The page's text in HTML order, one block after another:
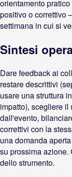
orientamento
positivo o correttivo
settimana in cui si
Sintesi
Dare feedback ai
restare descrittivi
usare una struttura
impatto), scegliere il
dall'evento,
correttivi con la
una domanda
su prossima
dello strumento.